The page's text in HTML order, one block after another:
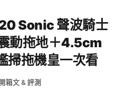
Sonic 聲波騎士
動拖地＋4.5cm
掃拖機皇一次看
開箱文 & 評測